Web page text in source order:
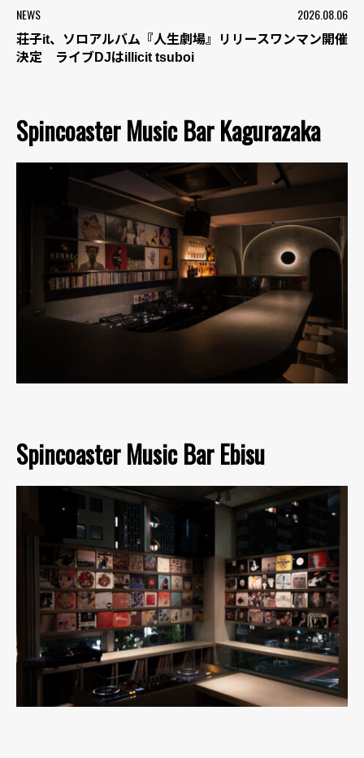
NEWS 2026.08.06
荘子it、ソロアルバム『人生劇場』リリースワンマン開催
決定 ライブDJはillicit tsuboi
Spincoaster Music Bar Kagurazaka
Spincoaster Music Bar Ebisu